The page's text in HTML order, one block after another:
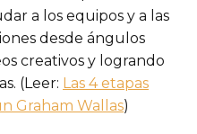
a los equipos y a las
desde ángulos
creativos y logrando
(Leer: Las 4 etapas
Graham Wallas)